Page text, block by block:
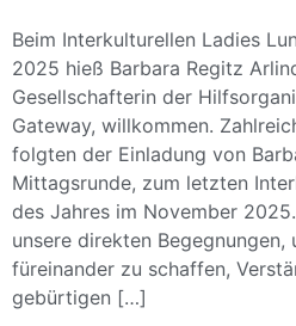
Beim Interkulturellen Ladies
2025 hieß Barbara Regitz
Gesellschafterin der
Gateway, willkommen.
folgten der Einladung von
Mittagsrunde, zum letzten
des Jahres im November
unsere direkten Begegnungen,
füreinander zu schaffen,
gebürtigen […]